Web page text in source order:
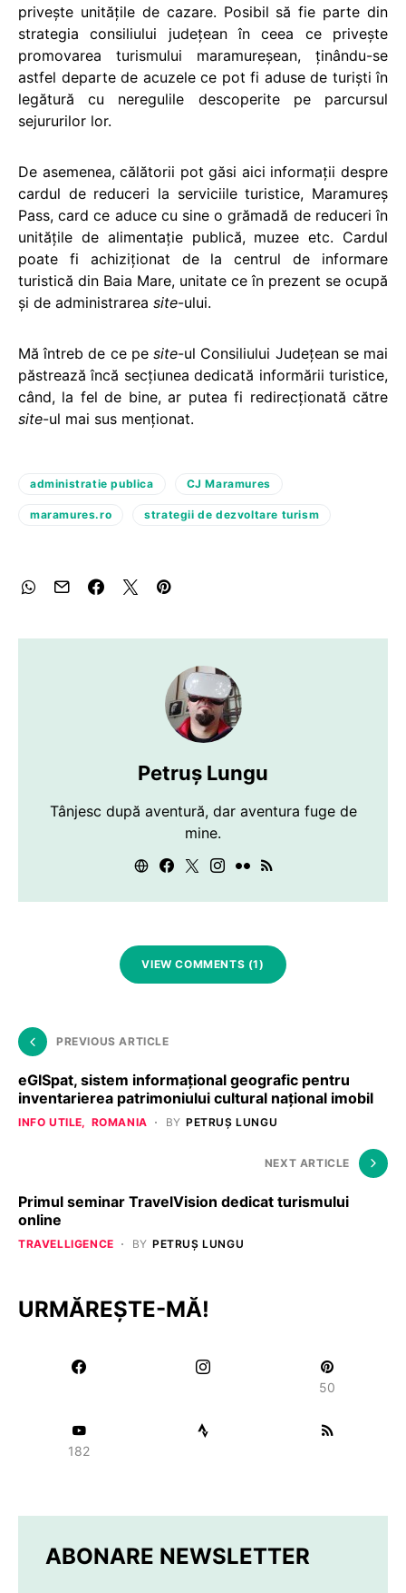
priveşte unităţile de cazare. Posibil să fie parte din
strategia consiliului judeţean în ceea ce priveşte
promovarea turismului maramureşean, ţinându-se
astfel departe de acuzele ce pot fi aduse de turişti în
legătură cu neregulile descoperite pe parcursul
sejururilor lor.
De asemenea, călătorii pot găsi aici informaţii despre
cardul de reduceri la serviciile turistice, Maramureș
Pass, card ce aduce cu sine o grămadă de reduceri în
unităţile de alimentaţie publică, muzee etc. Cardul
poate fi achiziţionat de la centrul de informare
turistică din Baia Mare, unitate ce în prezent se ocupă
şi de administrarea site-ului.
Mă întreb de ce pesite-ul Consiliului Județean se mai
păstrează încă secțiunea dedicată informării turistice,
când, la fel de bine, ar putea fi redirecționată către
site-ul mai sus menționat.
administratie publica CJ Maramures
maramures.ro strategii de dezvoltare turism
Petruș Lungu
Tânjesc după aventură, dar aventura fuge de
mine.
VIEW COMMENTS (1)
PREVIOUS ARTICLE
eGISpat, sistem informaţional geografic pentru
inventarierea patrimoniului cultural naţional imobil
INFO UTILE ROMANIA BY PETRUȘ LUNGU
NEXT ARTICLE
Primul seminar TravelVision dedicat turismului
online
TRAVELLIGENCE BY PETRUȘ LUNGU
URMĂREȘTE-MĂ!
50
182
ABONARE NEWSLETTER